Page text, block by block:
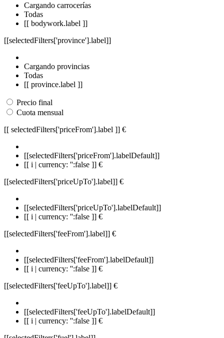
Cargando carrocerías
Todas
[[ bodywork.label ]]
[[selectedFilters['province'].label]]
Cargando provincias
Todas
[[ province.label ]]
Precio final
Cuota mensual
[[ selectedFilters['priceFrom'].label ]] €
[[selectedFilters['priceFrom'].labelDefault]]
[[ i | currency: '':false ]] €
[[selectedFilters['priceUpTo'].label]] €
[[selectedFilters['priceUpTo'].labelDefault]]
[[ i | currency: '':false ]] €
[[selectedFilters['feeFrom'].label]] €
[[selectedFilters['feeFrom'].labelDefault]]
[[ i | currency: '':false ]] €
[[selectedFilters['feeUpTo'].label]] €
[[selectedFilters['feeUpTo'].labelDefault]]
[[ i | currency: '':false ]] €